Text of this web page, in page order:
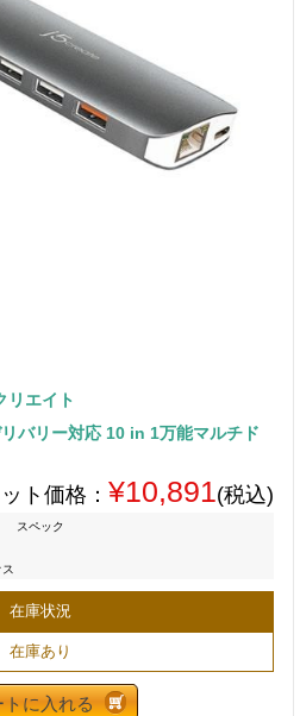
リエイト
バリー対応 10 in 1万能マルチド
ト価格： ¥10,891(税込)
スペック
在庫状況
在庫あり
トに入れる